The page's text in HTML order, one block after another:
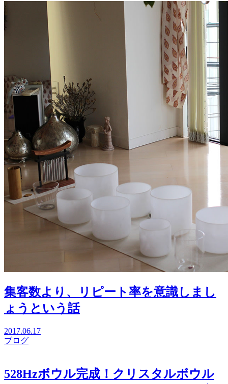
集客数より、リピート率を意識しまし
ょうという話
2017.06.17
ブログ
528Hzボウル完成！クリスタルボウル